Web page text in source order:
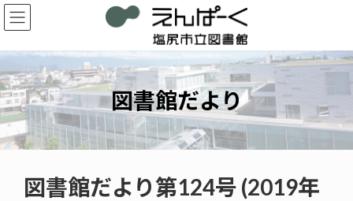
コ
ン
ン
ツ
へ
ス
キ
ッ
プ
ナ
ビ
ー
シ
ョ
ン
に
移
動
図書館だより
図書館だより第124号 (2019年